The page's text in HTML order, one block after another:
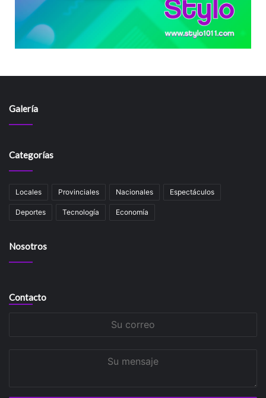
Galería
Categorías
Locales Provinciales Nacionales Espectáculos
Deportes Tecnología Economía
Nosotros
Contacto